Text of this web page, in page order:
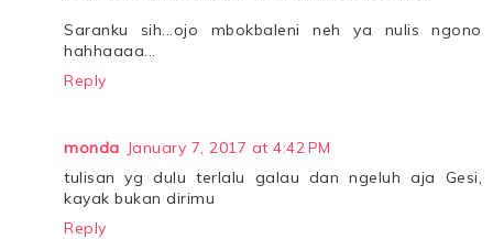
Saranku sih...ojo mbokbaleni neh ya nulis ngono
hahhaaaa...
Reply
monda January 7, 2017 at 4:42 PM
tulisan yg dulu terlalu galau dan ngeluh aja Gesi,
kayak bukan dirimu
Reply